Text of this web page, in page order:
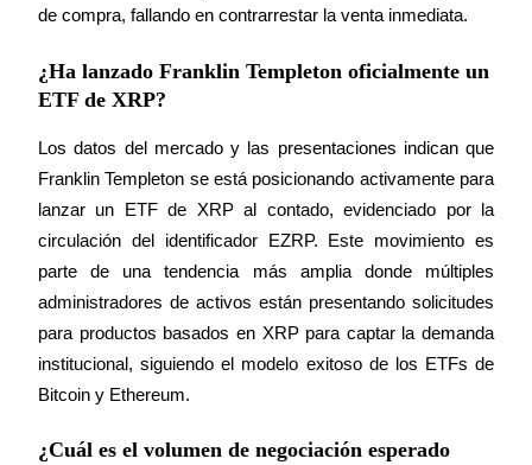
de compra, fallando en contrarrestar la venta inmediata.
¿Ha lanzado Franklin Templeton oficialmente un
ETF de XRP?
Los datos del mercado y las presentaciones indican que
Franklin Templeton se está posicionando activamente para
lanzar un ETF de XRP al contado, evidenciado por la
circulación del identificador EZRP. Este movimiento es
parte de una tendencia más amplia donde múltiples
administradores de activos están presentando solicitudes
para productos basados en XRP para captar la demanda
institucional, siguiendo el modelo exitoso de los ETFs de
Bitcoin y Ethereum.
¿Cuál es el volumen de negociación esperado